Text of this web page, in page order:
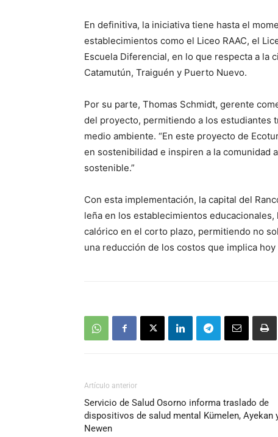
En definitiva, la iniciativa tiene hasta el
establecimientos como el Liceo RAAC, el
Escuela Diferencial, en lo que respecta a la
Catamutún, Traiguén y Puerto Nuevo.
Por su parte, Thomas Schmidt, gerente
del proyecto, permitiendo a los estudiantes
medio ambiente. “En este proyecto de
en sostenibilidad e inspiren a la comunidad
sostenible.”
Con esta implementación, la capital del
leña en los establecimientos
calórico en el corto plazo, permitiendo no
una reducción de los costos que implica
Artículo anterior
Servicio de Salud Osorno informa traslado de
dispositivos de salud mental Kümelen, Ayekan
Newen